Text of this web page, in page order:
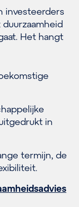
investeerders
Het hangt
in
termijn, de